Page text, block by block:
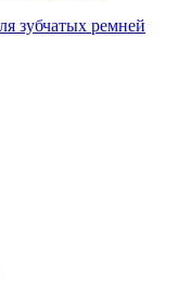
зубчатых ремней